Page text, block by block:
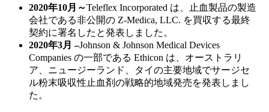
2020年10月～Teleflex Incorporated は、止血製品の製造
会社である非公開の Z-Medica, LLC. を買収する最終
契約に署名したと発表しました。
2020年3月 –Johnson & Johnson Medical Devices
Companies の一部である Ethicon は、オーストラリ
ア、ニュージーランド、タイの主要地域でサージセ
ル粉末吸収性止血剤の戦略的地域発売を発表しまし
た。